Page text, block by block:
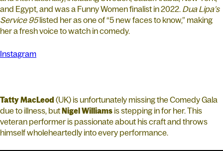
and Egypt, and was a Funny Women finalist in 2022. Dua Lipa’s
Service 95listed her as one of “5 new faces to know,” making
her a fresh voice to watch in comedy.
Instagram
Tatty MacLeod (UK) is unfortunately missing the Comedy Gala
due to illness, butNigel Williams is stepping in for her. This
veteran performer is passionate about his craft and throws
himself wholeheartedly into every performance.